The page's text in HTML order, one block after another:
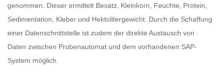
genommen. Dieser ermittelt Besatz, Kleinkorn, Feuchte, Protein,
Sedimentation, Kleber und Hektolitergewicht. Durch die Schaffung
einer Datenschnittstelle ist zudem der direkte Austausch von
Daten zwischen Probenautomat und dem vorhandenen SAP-
System möglich.